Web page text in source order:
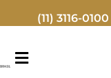
(11) 3116-0100